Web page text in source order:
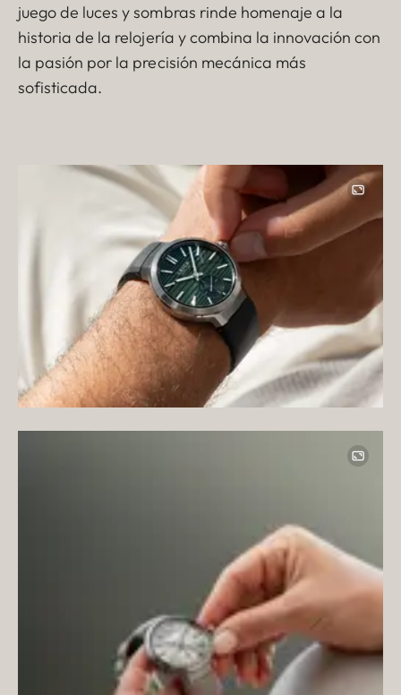
juego de luces y sombras rinde homenaje a la
historia de la relojería y combina la innovación con
la pasión por la precisión mecánica más
sofisticada.